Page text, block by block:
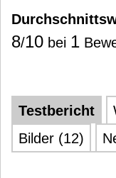
8/10 bei 1
Testbericht
Bilder (12)